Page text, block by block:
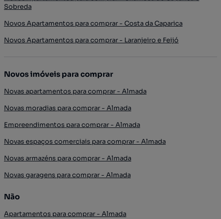
Sobreda
Novos Apartamentos para comprar - Costa da Caparica
Novos Apartamentos para comprar - Laranjeiro e Feijó
Novos imóveis para comprar
Novas apartamentos para comprar - Almada
Novas moradias para comprar - Almada
Empreendimentos para comprar - Almada
Novas espaços comerciais para comprar - Almada
Novas armazéns para comprar - Almada
Novas garagens para comprar - Almada
Não
Apartamentos para comprar - Almada